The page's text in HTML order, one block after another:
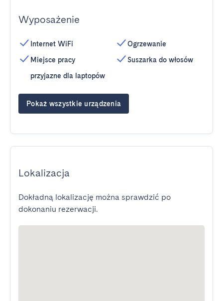
Wyposażenie
Internet WiFi
Miejsce pracy
przyjazne dla laptopów
Ogrzewanie
Suszarka do włosów
Pokaż wszystkie urządzenia
Lokalizacja
Dokładną lokalizację można sprawdzić po
dokonaniu rezerwacji.